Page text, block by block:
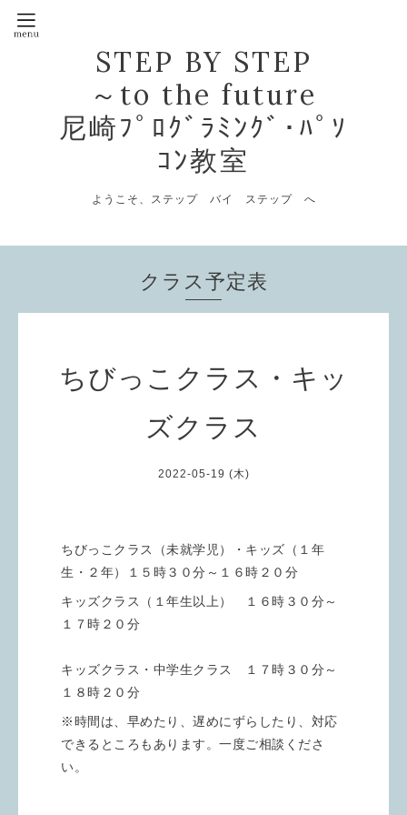
STEP BY STEP
～to the future
尼崎ﾌﾟﾛｸﾞﾗﾐﾝｸﾞ･ﾊﾟｿ
ｺﾝ教室
ようこそ、ステップ バイ ステップ へ
クラス予定表
ちびっこクラス・キッ
ズクラス
2022-05-19 (木)
ちびっこクラス（未就学児）・キッズ（１年
生・２年）１５時３０分～１６時２０分
キッズクラス（１年生以上） １６時３０分～
１７時２０分
キッズクラス・中学生クラス １７時３０分～
１８時２０分
※時間は、早めたり、遅めにずらしたり、対応
できるところもあります。一度ご相談くださ
い。